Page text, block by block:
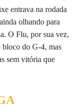
entrava na rodada
olhando para
O Flu, por sua vez,
bloco do G-4, mas
sem vitória que